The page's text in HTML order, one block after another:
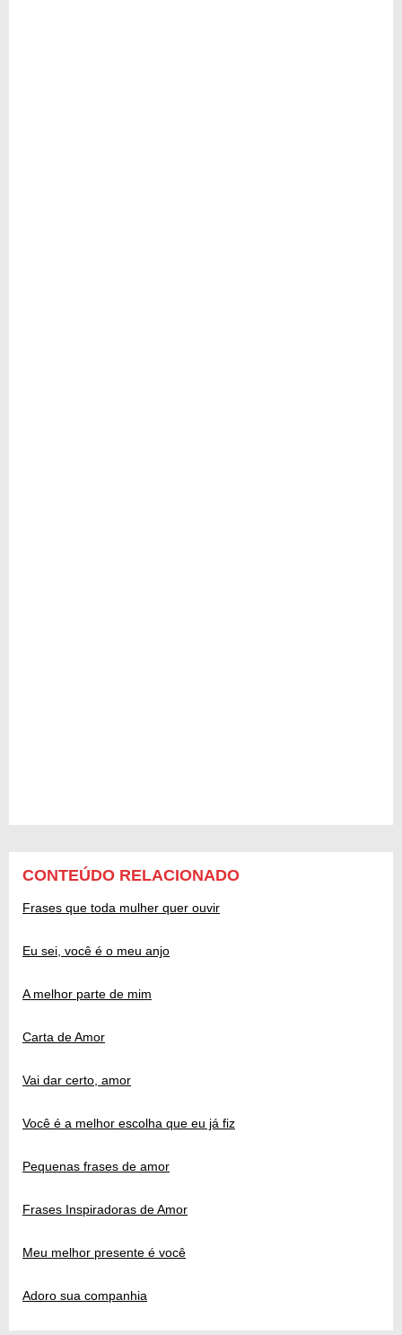
CONTEÚDO RELACIONADO
Frases que toda mulher quer ouvir
Eu sei, você é o meu anjo
A melhor parte de mim
Carta de Amor
Vai dar certo, amor
Você é a melhor escolha que eu já fiz
Pequenas frases de amor
Frases Inspiradoras de Amor
Meu melhor presente é você
Adoro sua companhia